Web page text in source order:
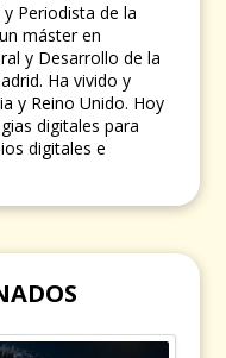
Periodista de la
máster en
y Desarrollo de la
Ha vivido y
y Reino Unido. Hoy
digitales para
digitales e